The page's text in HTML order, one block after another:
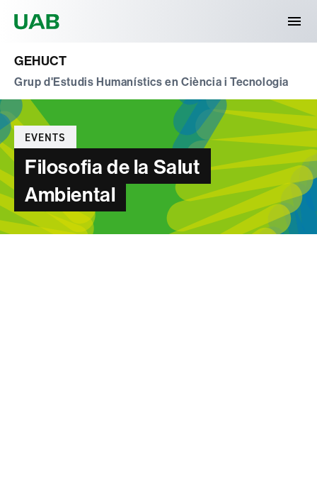
GEHUCT
Grup d'Estudis Humanístics en Ciència i Tecnologia
Categories
EVENTS
Filosofia de la Salut
Ambiental